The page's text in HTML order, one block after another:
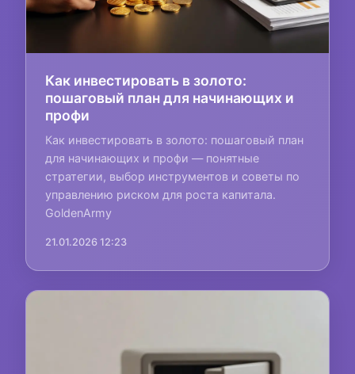
Как инвестировать в золото:
пошаговый план для начинающих и
профи
Как инвестировать в золото: пошаговый план
для начинающих и профи — понятные
стратегии, выбор инструментов и советы по
управлению риском для роста капитала.
GoldenArmy
21.01.2026 12:23